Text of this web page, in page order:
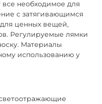
необходимое для
с затягивающимся
ценных вещей,
Регулируемые лямки
Материалы
использованию у